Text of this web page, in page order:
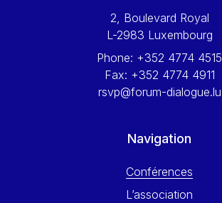
Wolfgang Ketterle
Yossi Beillin
Yves FRANCHET
2, Boulevard Royal
L-2983 Luxembourg
Phone: +352 4774 4515
Fax: +352 4774 4911
rsvp@forum-dialogue.lu
Navigation
Conférences
L’association